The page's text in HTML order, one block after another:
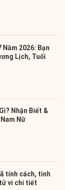
2026: Bạn
Lịch, Tuổi
Nhận Biết &
Nữ
tính cách, tình
vi chi tiết